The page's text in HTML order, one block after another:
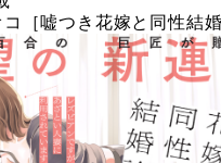
［嘘つき花嫁と同性結婚